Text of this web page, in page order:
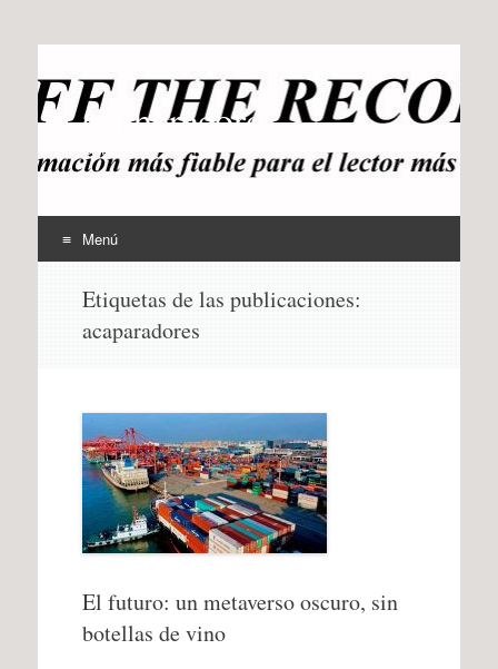
offtherecord
OTR
Menú
contenido
Etiquetas de las publicaciones:
acaparadores
El futuro: un metaverso oscuro, sin
botellas de vino